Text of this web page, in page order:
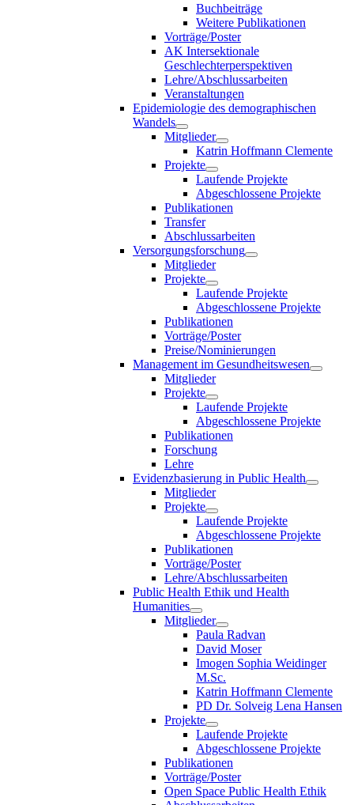
Buchbeiträge
Weitere Publikationen
Vorträge/Poster
AK Intersektionale
Geschlechterperspektiven
Lehre/Abschlussarbeiten
Veranstaltungen
Epidemiologie des demographischen
Wandels
Mitglieder
Katrin Hoffmann Clemente
Projekte
Laufende Projekte
Abgeschlossene Projekte
Publikationen
Transfer
Abschlussarbeiten
Versorgungsforschung
Mitglieder
Projekte
Laufende Projekte
Abgeschlossene Projekte
Publikationen
Vorträge/Poster
Preise/Nominierungen
Management im Gesundheitswesen
Mitglieder
Projekte
Laufende Projekte
Abgeschlossene Projekte
Publikationen
Forschung
Lehre
Evidenzbasierung in Public Health
Mitglieder
Projekte
Laufende Projekte
Abgeschlossene Projekte
Publikationen
Vorträge/Poster
Lehre/Abschlussarbeiten
Public Health Ethik und Health
Humanities
Mitglieder
Paula Radvan
David Moser
Imogen Sophia Weidinger
M.Sc.
Katrin Hoffmann Clemente
PD Dr. Solveig Lena Hansen
Projekte
Laufende Projekte
Abgeschlossene Projekte
Publikationen
Vorträge/Poster
Open Space Public Health Ethik